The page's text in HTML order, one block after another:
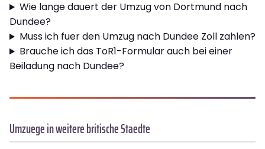
Wie lange dauert der Umzug von Dortmund nach
Dundee?
Muss ich fuer den Umzug nach Dundee Zoll zahlen?
Brauche ich das ToR1-Formular auch bei einer
Beiladung nach Dundee?
Umzuege in weitere britische Staedte